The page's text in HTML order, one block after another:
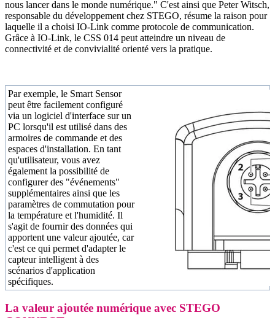
nous lancer dans le monde numérique." C'est ainsi que Peter Witsch,
responsable du développement chez STEGO, résume la raison pour
laquelle il a choisi IO-Link comme protocole de communication.
Grâce à IO-Link, le CSS 014 peut atteindre un niveau de
connectivité et de convivialité orienté vers la pratique.
Par exemple, le Smart Sensor
peut être facilement configuré
via un logiciel d'interface sur un
PC lorsqu'il est utilisé dans des
armoires de commande et des
espaces d'installation. En tant
qu'utilisateur, vous avez
également la possibilité de
configurer des "événements"
supplémentaires ainsi que les
paramètres de commutation pour
la température et l'humidité. Il
s'agit de fournir des données qui
apportent une valeur ajoutée, car
c'est ce qui permet d'adapter le
capteur intelligent à des
scénarios d'application
spécifiques.
La valeur ajoutée numérique avec STEGO